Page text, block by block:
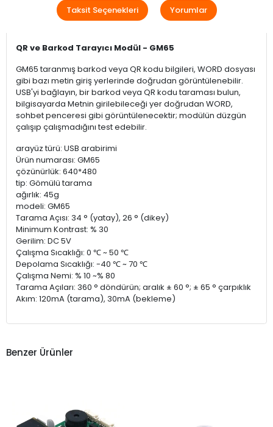
Taksit Seçenekleri Yorumlar
QR ve Barkod Tarayıcı Modül - GM65
GM65 taranmış barkod veya QR kodu bilgileri, WORD dosyası
gibi bazı metin giriş yerlerinde doğrudan görüntülenebilir.
USB'yi bağlayın, bir barkod veya QR kodu taraması bulun,
bilgisayarda Metnin girilebileceği yer doğrudan WORD,
sohbet penceresi gibi görüntülenecektir; modülün düzgün
çalışıp çalışmadığını test edebilir.
arayüz türü: USB arabirimi
Ürün numarası: GM65
çözünürlük: 640*480
tip: Gömülü tarama
ağırlık: 45g
modeli: GM65
Tarama Açısı: 34 ° (yatay), 26 ° (dikey)
Minimum Kontrast: % 30
Gerilim: DC 5V
Çalışma Sıcaklığı: 0 ℃ ~ 50 ℃
Depolama Sıcaklığı: -40 ℃ ~ 70 ℃
Çalışma Nemi: % 10 ~% 80
Tarama Açıları: 360 ° döndürün; aralık ± 60 °; ± 65 ° çarpıklık
Akım: 120mA (tarama), 30mA (bekleme)
Benzer Ürünler